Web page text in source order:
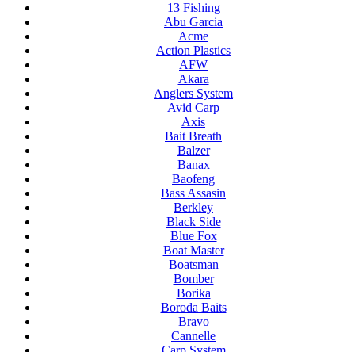
13 Fishing
Abu Garcia
Acme
Action Plastics
AFW
Akara
Anglers System
Avid Carp
Axis
Bait Breath
Balzer
Banax
Baofeng
Bass Assasin
Berkley
Black Side
Blue Fox
Boat Master
Boatsman
Bomber
Borika
Boroda Baits
Bravo
Cannelle